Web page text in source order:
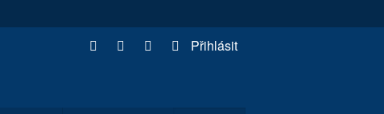
Přihlásit